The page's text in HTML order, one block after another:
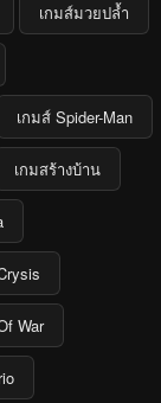
เกมส์มวยปล้ำ
เกมส์ Spider-Man
เกมสร้างบ้าน
War